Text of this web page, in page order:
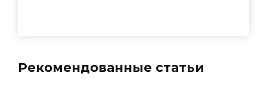
Рекомендованные статьи